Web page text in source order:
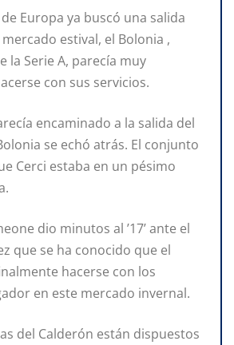
Europa ya buscó una salida
estival, el Bolonia ,
la Serie A, parecía muy
con sus servicios.
encaminado a la salida del
se echó atrás. El conjunto
Cerci estaba en un pésimo
dio minutos al ’17’ ante el
que se ha conocido que el
hacerse con los
en este mercado invernal.
del Calderón están dispuestos